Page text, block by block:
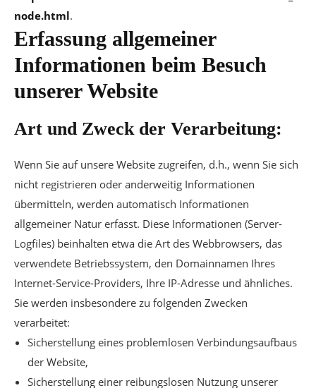
node.html.
Erfassung allgemeiner
Informationen beim Besuch
unserer Website
Art und Zweck der Verarbeitung:
Wenn Sie auf unsere Website zugreifen, d.h., wenn Sie sich
nicht registrieren oder anderweitig Informationen
übermitteln, werden automatisch Informationen
allgemeiner Natur erfasst. Diese Informationen (Server-
Logfiles) beinhalten etwa die Art des Webbrowsers, das
verwendete Betriebssystem, den Domainnamen Ihres
Internet-Service-Providers, Ihre IP-Adresse und ähnliches.
Sie werden insbesondere zu folgenden Zwecken
verarbeitet:
Sicherstellung eines problemlosen Verbindungsaufbaus
der Website,
Sicherstellung einer reibungslosen Nutzung unserer